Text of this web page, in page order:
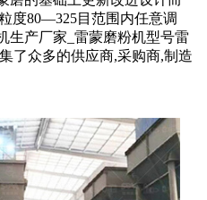
度80—325目范围内任意调
生产厂家_雷蒙磨粉机型号雷
了众多的供应商,采购商,制造